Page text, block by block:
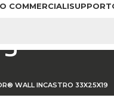
COMMERCIALI
WALL INCASTRO 33X25X19